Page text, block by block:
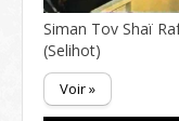
Siman Tov Shaï
(Selihot)
Voir »